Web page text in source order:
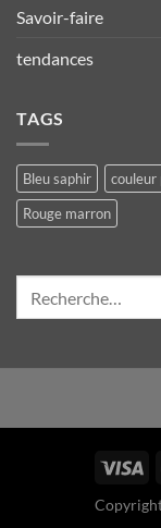
Savoir-faire
tendances
TAGS
Bleu saphir couleur
Rouge marron